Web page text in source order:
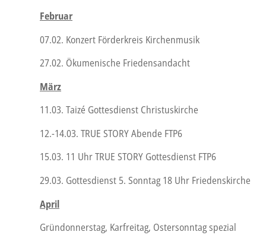
Februar
07.02. Konzert Förderkreis Kirchenmusik
27.02. Ökumenische Friedensandacht
März
11.03. Taizé Gottesdienst Christuskirche
12.-14.03. TRUE STORY Abende FTP6
15.03. 11 Uhr TRUE STORY Gottesdienst FTP6
29.03. Gottesdienst 5. Sonntag 18 Uhr Friedenskirche
April
Gründonnerstag, Karfreitag, Ostersonntag spezial